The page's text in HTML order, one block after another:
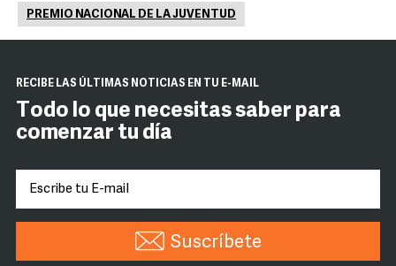
PREMIO NACIONAL DE LA JUVENTUD
RECIBE LAS ÚLTIMAS NOTICIAS EN TU E-MAIL
Todo lo que necesitas saber para
comenzar tu día
Suscríbete